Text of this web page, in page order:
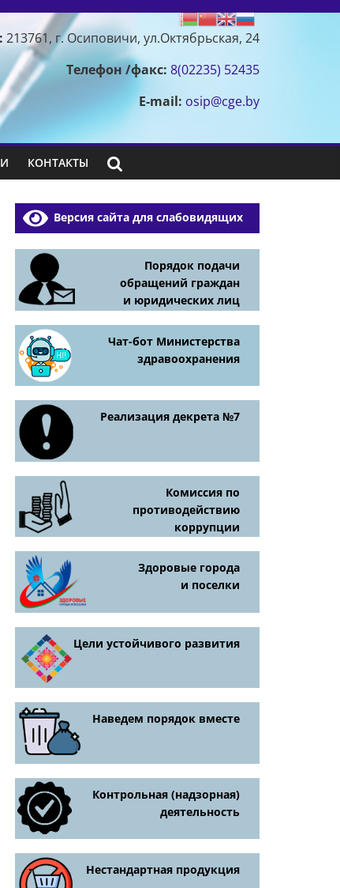
213761, г. Осиповичи, ул.Октябрьская, 24
Телефон /факс: 8(02235) 52435
E-mail: osip@cge.by
КОНТАКТЫ
Версия сайта для слабовидящих
Порядок подачи
обращений граждан
и юридических лиц
Чат-бот Министерства
здравоохранения
Реализация декрета №7
Комиссия по
противодействию
коррупции
Здоровые города
и поселки
Цели устойчивого развития
Наведем порядок вместе
Контрольная (надзорная)
деятельность
Нестандартная продукция